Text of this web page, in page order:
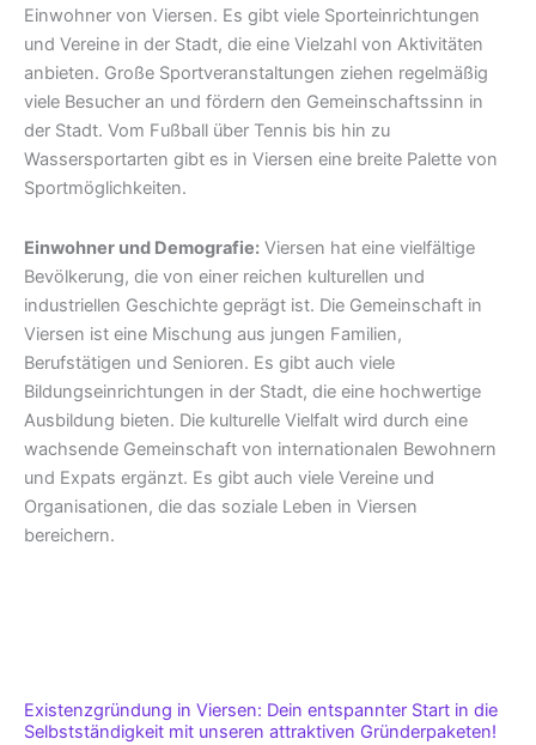
Einwohner von Viersen. Es gibt viele Sporteinrichtungen
und Vereine in der Stadt, die eine Vielzahl von Aktivitäten
anbieten. Große Sportveranstaltungen ziehen regelmäßig
viele Besucher an und fördern den Gemeinschaftssinn in
der Stadt. Vom Fußball über Tennis bis hin zu
Wassersportarten gibt es in Viersen eine breite Palette von
Sportmöglichkeiten.
Einwohner und Demografie: Viersen hat eine vielfältige
Bevölkerung, die von einer reichen kulturellen und
industriellen Geschichte geprägt ist. Die Gemeinschaft in
Viersen ist eine Mischung aus jungen Familien,
Berufstätigen und Senioren. Es gibt auch viele
Bildungseinrichtungen in der Stadt, die eine hochwertige
Ausbildung bieten. Die kulturelle Vielfalt wird durch eine
wachsende Gemeinschaft von internationalen Bewohnern
und Expats ergänzt. Es gibt auch viele Vereine und
Organisationen, die das soziale Leben in Viersen
bereichern.
Existenzgründung in Viersen: Dein entspannter Start in die
Selbstständigkeit mit unseren attraktiven Gründerpaketen!